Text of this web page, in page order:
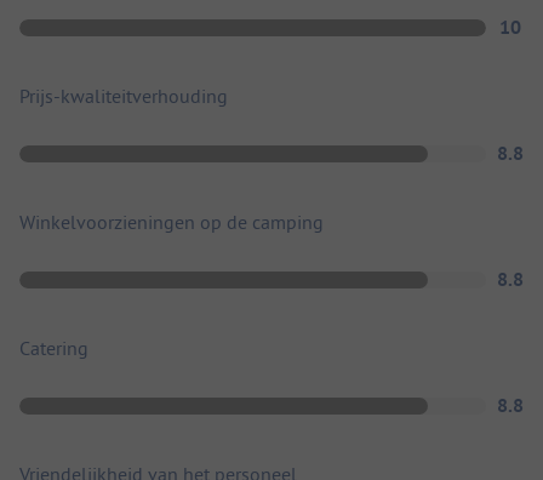
10
Prijs-kwaliteitverhouding
8.8
Winkelvoorzieningen op de camping
8.8
Catering
8.8
Vriendelijkheid van het personeel